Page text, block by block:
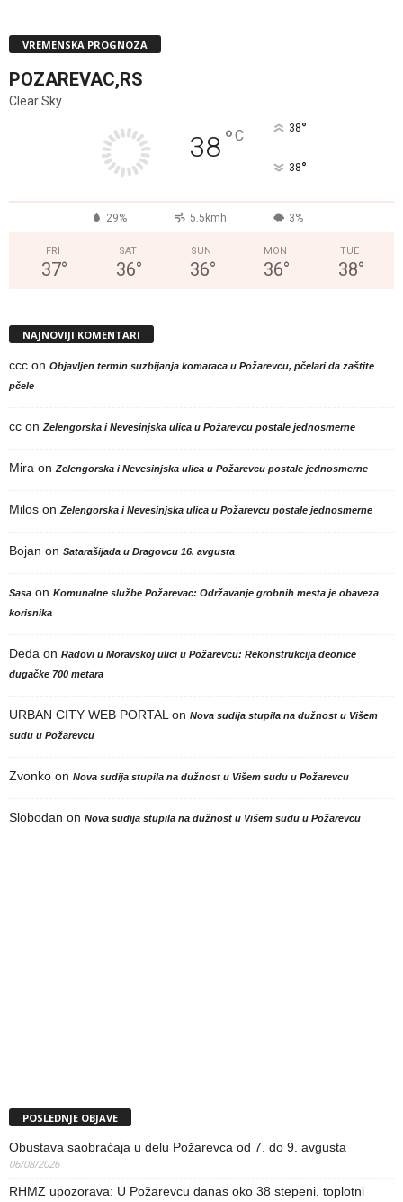
VREMENSKA PROGNOZA
POZAREVAC,RS
Clear Sky
38°C 38°
38°
29% 5.5kmh 3%
FRI
37°
SAT
36°
SUN
36°
MON
36°
TUE
38°
NAJNOVIJI KOMENTARI
ccc on Objavljen termin suzbijanja komaraca u Požarevcu, pčelari da zaštite
pčele
cc on Zelengorska i Nevesinjska ulica u Požarevcu postale jednosmerne
Mira on Zelengorska i Nevesinjska ulica u Požarevcu postale jednosmerne
Milos on Zelengorska i Nevesinjska ulica u Požarevcu postale jednosmerne
Bojan on Satarašijada u Dragovcu 16. avgusta
Sasa on Komunalne službe Požarevac: Održavanje grobnih mesta je obaveza
korisnika
Deda on Radovi u Moravskoj ulici u Požarevcu: Rekonstrukcija deonice
dugačke 700 metara
URBAN CITY WEB PORTAL on Nova sudija stupila na dužnost u Višem
sudu u Požarevcu
Zvonko on Nova sudija stupila na dužnost u Višem sudu u Požarevcu
Slobodan on Nova sudija stupila na dužnost u Višem sudu u Požarevcu
POSLEDNJE OBJAVE
Obustava saobraćaja u delu Požarevca od 7. do 9. avgusta
06/08/2026
RHMZ upozorava: U Požarevcu danas oko 38 stepeni, toplotni